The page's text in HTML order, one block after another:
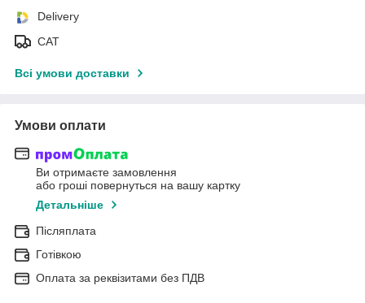
Delivery
САТ
Всі умови доставки
Умови оплати
Ви отримаєте замовлення
або гроші повернуться на вашу картку
Детальніше
Післяплата
Готівкою
Оплата за реквізитами без ПДВ